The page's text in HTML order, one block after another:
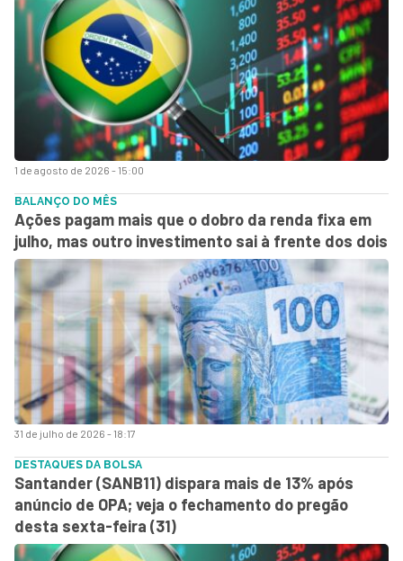
1 de agosto de 2026 - 15:00
31 de julho de 2026 - 18:17
BALANÇO DO MÊS
Ações pagam mais que o dobro da renda fixa em
julho, mas outro investimento sai à frente dos dois
DESTAQUES DA BOLSA
Santander (SANB11) dispara mais de 13% após
anúncio de OPA; veja o fechamento do pregão
desta sexta-feira (31)